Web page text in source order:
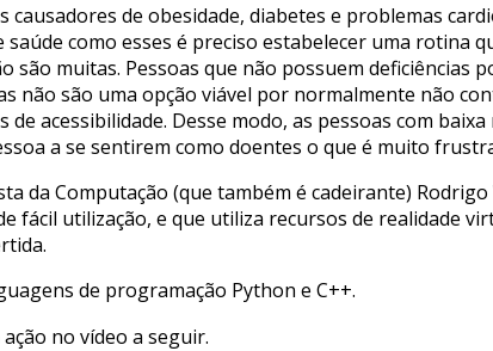
de obesidade, diabetes e problemas
como esses é preciso estabelecer uma rotina
muitas. Pessoas que não possuem deficiências
não são uma opção viável por normalmente não
acessibilidade. Desse modo, as pessoas com
a se sentirem como doentes o que é muito
da Computação (que também é cadeirante)
fácil utilização, e que utiliza recursos de realidade
de programação Python e C++.
ação no vídeo a seguir.